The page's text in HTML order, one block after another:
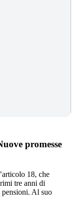
promesse
18, che
tre anni di
pensioni. Al suo